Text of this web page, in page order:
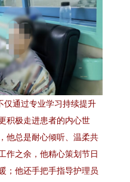
仅通过专业学习持续提升
积极走进患者的内心世
他总是耐心倾听、温柔共
作之余，他精心策划节日
；他还手把手指导护理员